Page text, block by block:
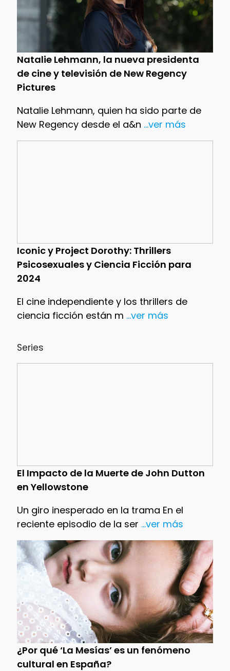
Natalie Lehmann, la nueva presidenta
de cine y televisión de New Regency
Pictures
Natalie Lehmann, quien ha sido parte de
New Regency desde el a&n ...ver más
Iconic y Project Dorothy: Thrillers
Psicosexuales y Ciencia Ficción para
2024
El cine independiente y los thrillers de
ciencia ficción están m ...ver más
Series
El Impacto de la Muerte de John Dutton
en Yellowstone
Un giro inesperado en la trama En el
reciente episodio de la ser ...ver más
¿Por qué ‘La Mesías’ es un fenómeno
cultural en España?